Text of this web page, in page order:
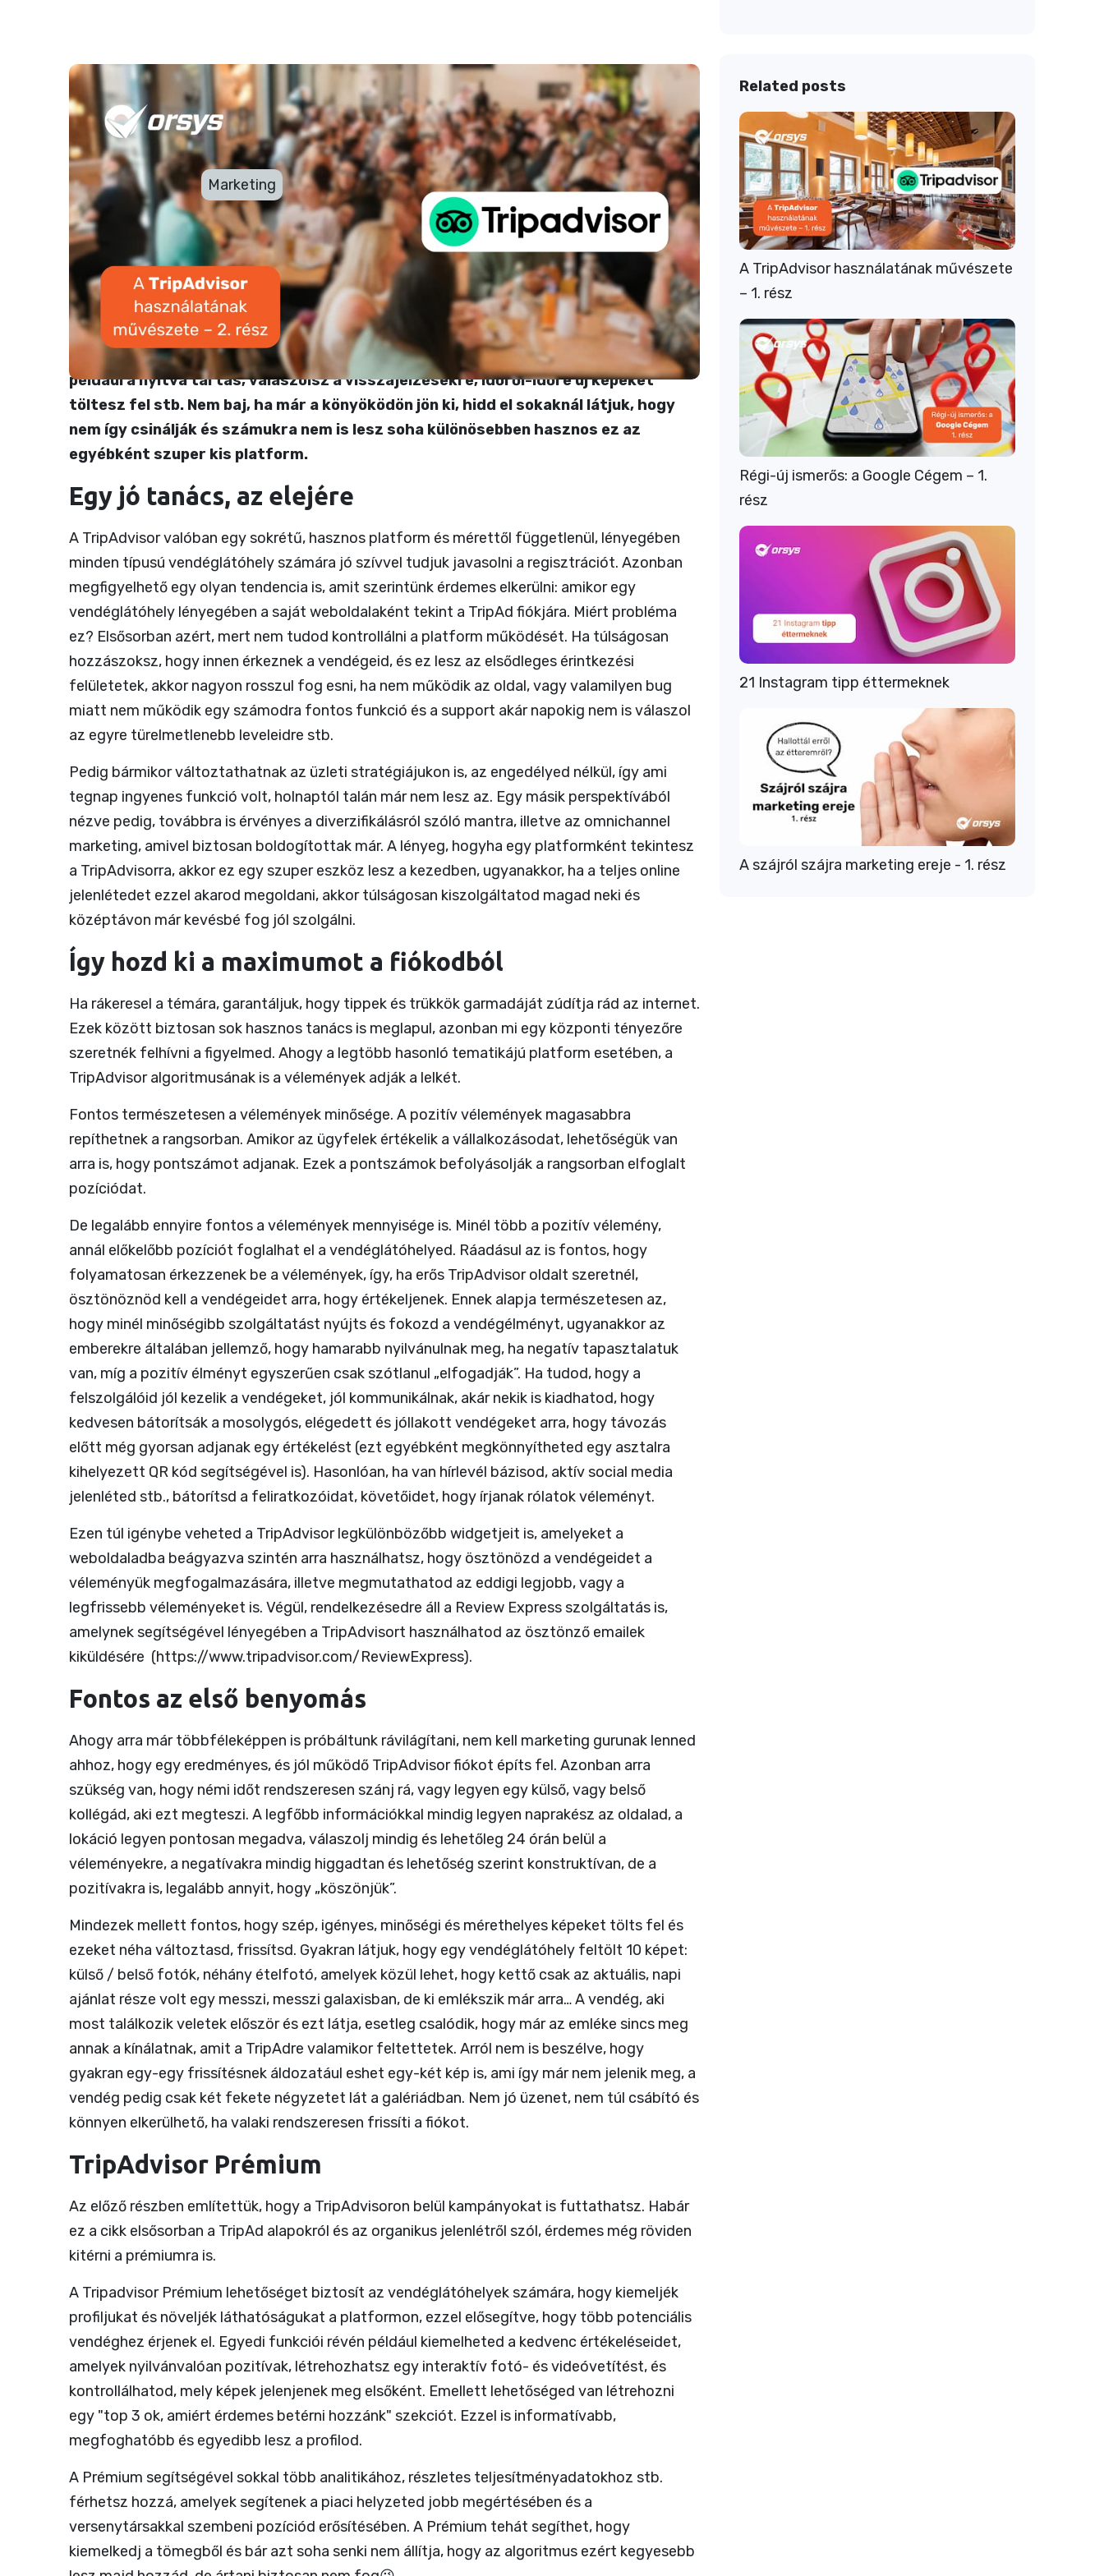
A TripAdvisor használatának művészete – 2.
rész
2024-03-24 9:46 Marketing
Az első részben sok fontos témát átbeszéltünk a TripAdvisorral kapcsolatban,
kicsit körbejártuk, hogy egy vendéglátóhely számára miért megkerülhetetlen ez a
platform, és hogyan tud segíteni abban, hogy a potenciális vendégek könnyebben
rátok találjanak az online térben. Illetve írtunk arról is, hogy hasonlóan a Google
Cégemhez, a TripAdvisor is akkor fogja a céljaidat hatékonyan szolgálni, ha mindig
naprakészen tartod a fiókod, vagyis: frissíted a legfontosabb adatokat, mint
például a nyitva tartás, válaszolsz a visszajelzésekre, időről-időre új képeket
töltesz fel stb. Nem baj, ha már a könyöködön jön ki, hidd el sokaknál látjuk, hogy
nem így csinálják és számukra nem is lesz soha különösebben hasznos ez az
egyébként szuper kis platform.
Egy jó tanács, az elejére
A TripAdvisor valóban egy sokrétű, hasznos platform és mérettől függetlenül, lényegében
minden típusú vendéglátóhely számára jó szívvel tudjuk javasolni a regisztrációt. Azonban
megfigyelhető egy olyan tendencia is, amit szerintünk érdemes elkerülni: amikor egy
vendéglátóhely lényegében a saját weboldalaként tekint a TripAd fiókjára. Miért probléma
ez? Elsősorban azért, mert nem tudod kontrollálni a platform működését. Ha túlságosan
hozzászoksz, hogy innen érkeznek a vendégeid, és ez lesz az elsődleges érintkezési
felületetek, akkor nagyon rosszul fog esni, ha nem működik az oldal, vagy valamilyen bug
miatt nem működik egy számodra fontos funkció és a support akár napokig nem is válaszol
az egyre türelmetlenebb leveleidre stb.
Pedig bármikor változtathatnak az üzleti stratégiájukon is, az engedélyed nélkül, így ami
tegnap ingyenes funkció volt, holnaptól talán már nem lesz az. Egy másik perspektívából
nézve pedig, továbbra is érvényes a diverzifikálásról szóló mantra, illetve az omnichannel
marketing, amivel biztosan boldogítottak már. A lényeg, hogyha egy platformként tekintesz
a TripAdvisorra, akkor ez egy szuper eszköz lesz a kezedben, ugyanakkor, ha a teljes online
jelenlétedet ezzel akarod megoldani, akkor túlságosan kiszolgáltatod magad neki és
középtávon már kevésbé fog jól szolgálni.
Így hozd ki a maximumot a fiókodból
Ha rákeresel a témára, garantáljuk, hogy tippek és trükkök garmadáját zúdítja rád az internet.
Ezek között biztosan sok hasznos tanács is meglapul, azonban mi egy központi tényezőre
szeretnék felhívni a figyelmed. Ahogy a legtöbb hasonló tematikájú platform esetében, a
TripAdvisor algoritmusának is a vélemények adják a lelkét.
Fontos természetesen a vélemények minősége. A pozitív vélemények magasabbra
repíthetnek a rangsorban. Amikor az ügyfelek értékelik a vállalkozásodat, lehetőségük van
arra is, hogy pontszámot adjanak. Ezek a pontszámok befolyásolják a rangsorban elfoglalt
pozíciódat.
De legalább ennyire fontos a vélemények mennyisége is. Minél több a pozitív vélemény,
annál előkelőbb pozíciót foglalhat el a vendéglátóhelyed. Ráadásul az is fontos, hogy
folyamatosan érkezzenek be a vélemények, így, ha erős TripAdvisor oldalt szeretnél,
ösztönöznöd kell a vendégeidet arra, hogy értékeljenek. Ennek alapja természetesen az,
hogy minél minőségibb szolgáltatást nyújts és fokozd a vendégélményt, ugyanakkor az
emberekre általában jellemző, hogy hamarabb nyilvánulnak meg, ha negatív tapasztalatuk
van, míg a pozitív élményt egyszerűen csak szótlanul „elfogadják”. Ha tudod, hogy a
felszolgálóid jól kezelik a vendégeket, jól kommunikálnak, akár nekik is kiadhatod, hogy
kedvesen bátorítsák a mosolygós, elégedett és jóllakott vendégeket arra, hogy távozás
előtt még gyorsan adjanak egy értékelést (ezt egyébként megkönnyítheted egy asztalra
kihelyezett QR kód segítségével is). Hasonlóan, ha van hírlevél bázisod, aktív social media
jelenléted stb., bátorítsd a feliratkozóidat, követőidet, hogy írjanak rólatok véleményt.
Ezen túl igénybe veheted a TripAdvisor legkülönbözőbb widgetjeit is, amelyeket a
weboldaladba beágyazva szintén arra használhatsz, hogy ösztönözd a vendégeidet a
véleményük megfogalmazására, illetve megmutathatod az eddigi legjobb, vagy a
legfrissebb véleményeket is. Végül, rendelkezésedre áll a Review Express szolgáltatás is,
amelynek segítségével lényegében a TripAdvisort használhatod az ösztönző emailek
kiküldésére (https://www.tripadvisor.com/ReviewExpress).
Fontos az első benyomás
Ahogy arra már többféleképpen is próbáltunk rávilágítani, nem kell marketing gurunak lenned
ahhoz, hogy egy eredményes, és jól működő TripAdvisor fiókot építs fel. Azonban arra
szükség van, hogy némi időt rendszeresen szánj rá, vagy legyen egy külső, vagy belső
kollégád, aki ezt megteszi. A legfőbb információkkal mindig legyen naprakész az oldalad, a
lokáció legyen pontosan megadva, válaszolj mindig és lehetőleg 24 órán belül a
véleményekre, a negatívakra mindig higgadtan és lehetőség szerint konstruktívan, de a
pozitívakra is, legalább annyit, hogy „köszönjük”.
Mindezek mellett fontos, hogy szép, igényes, minőségi és mérethelyes képeket tölts fel és
ezeket néha változtasd, frissítsd. Gyakran látjuk, hogy egy vendéglátóhely feltölt 10 képet:
külső / belső fotók, néhány ételfotó, amelyek közül lehet, hogy kettő csak az aktuális, napi
ajánlat része volt egy messzi, messzi galaxisban, de ki emlékszik már arra… A vendég, aki
most találkozik veletek először és ezt látja, esetleg csalódik, hogy már az emléke sincs meg
annak a kínálatnak, amit a TripAdre valamikor feltettetek. Arról nem is beszélve, hogy
gyakran egy-egy frissítésnek áldozatául eshet egy-két kép is, ami így már nem jelenik meg, a
vendég pedig csak két fekete négyzetet lát a galériádban. Nem jó üzenet, nem túl csábító és
könnyen elkerülhető, ha valaki rendszeresen frissíti a fiókot.
TripAdvisor Prémium
Az előző részben említettük, hogy a TripAdvisoron belül kampányokat is futtathatsz. Habár
ez a cikk elsősorban a TripAd alapokról és az organikus jelenlétről szól, érdemes még röviden
kitérni a prémiumra is.
A Tripadvisor Prémium lehetőséget biztosít az vendéglátóhelyek számára, hogy kiemeljék
profiljukat és növeljék láthatóságukat a platformon, ezzel elősegítve, hogy több potenciális
vendéghez érjenek el. Egyedi funkciói révén például kiemelheted a kedvenc értékeléseidet,
amelyek nyilvánvalóan pozitívak, létrehozhatsz egy interaktív fotó- és videóvetítést, és
kontrollálhatod, mely képek jelenjenek meg elsőként. Emellett lehetőséged van létrehozni
egy "top 3 ok, amiért érdemes betérni hozzánk" szekciót. Ezzel is informatívabb,
megfoghatóbb és egyedibb lesz a profilod.
A Prémium segítségével sokkal több analitikához, részletes teljesítményadatokhoz stb.
férhetsz hozzá, amelyek segítenek a piaci helyzeted jobb megértésében és a
versenytársakkal szembeni pozíciód erősítésében. A Prémium tehát segíthet, hogy
kiemelkedj a tömegből és bár azt soha senki nem állítja, hogy az algoritmus ezért kegyesebb
Related posts
A TripAdvisor használatának művészete
– 1. rész
Régi-új ismerős: a Google Cégem – 1.
rész
21 Instagram tipp éttermeknek
A szájról szájra marketing ereje - 1. rész